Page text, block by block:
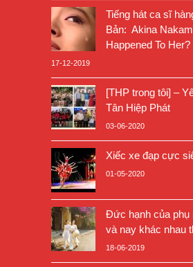
Tiếng hát ca sĩ
Bản: Akina
Happened To Her?
17-12-2019
[THP trong tôi] –
Tân Hiệp Phát
03-06-2020
Xiếc xe đạp cực
01-05-2020
Đức hạnh của phụ
và nay khác nhau
18-06-2019